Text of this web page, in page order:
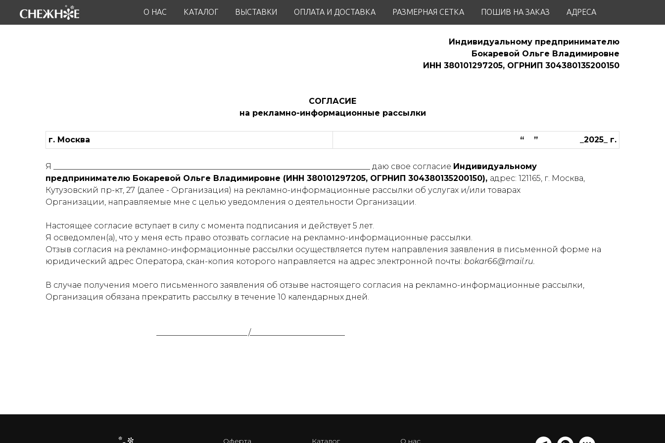
О НАС КАТАЛОГ ВЫСТАВКИ ОПЛАТА И ДОСТАВКА РАЗМЕРНАЯ СЕТКА ПОШИВ НА ЗАКАЗ АДРЕСА
Индивидуальному предпринимателю
Бокаревой Ольге Владимировне
ИНН 380101297205, ОГРНИП 304380135200150
СОГЛАСИЕ
на рекламно-информационные рассылки
г. Москва “ ” _2025_ г.
Я ________________________________________________________________________________ даю свое согласие Индивидуальному
предпринимателю Бокаревой Ольге Владимировне (ИНН 380101297205, ОГРНИП 304380135200150), адрес: 121165, г. Москва,
Кутузовский пр-кт, 27 (далее - Организация) на рекламно-информационные рассылки об услугах и/или товарах
Организации, направляемые мне с целью уведомления о деятельности Организации.
Настоящее согласие вступает в силу с момента подписания и действует 5 лет.
Я осведомлен(а), что у меня есть право отозвать согласие на рекламно-информационные рассылки.
Отзыв согласия на рекламно-информационные рассылки осуществляется путем направления заявления в письменной форме на
юридический адрес Оператора, скан-копия которого направляется на адрес электронной почты: bokar66@mail.ru.
В случае получения моего письменного заявления об отзыве настоящего согласия на рекламно-информационные рассылки,
Организация обязана прекратить рассылку в течение 10 календарных дней.
_______________________/________________________
Оферта Каталог О нас